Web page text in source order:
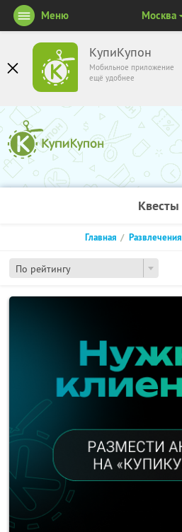
КупиКупон
Мобильное приложение
ещё удобнее
Меню Москва
Квесты
По рейтингу
Главная Развлечения